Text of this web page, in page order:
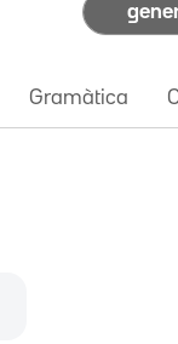
Gramàtica